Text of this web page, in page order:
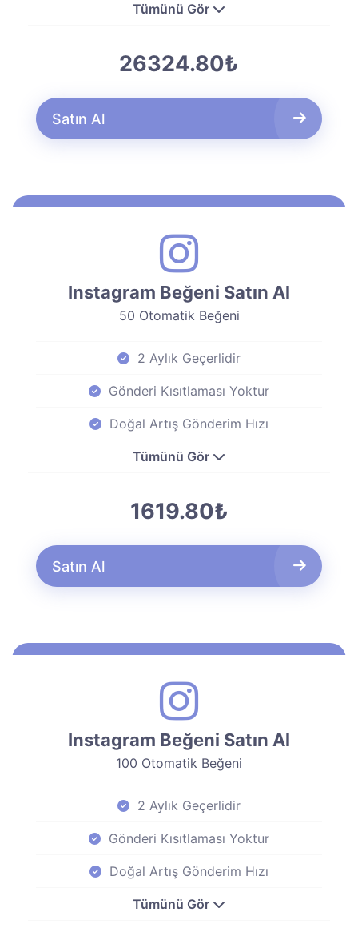
Tümünü Gör
26324.80₺
Satın Al
Instagram Beğeni Satın Al
50 Otomatik Beğeni
2 Aylık Geçerlidir
Gönderi Kısıtlaması Yoktur
Doğal Artış Gönderim Hızı
Tümünü Gör
1619.80₺
Satın Al
Instagram Beğeni Satın Al
100 Otomatik Beğeni
2 Aylık Geçerlidir
Gönderi Kısıtlaması Yoktur
Doğal Artış Gönderim Hızı
Tümünü Gör